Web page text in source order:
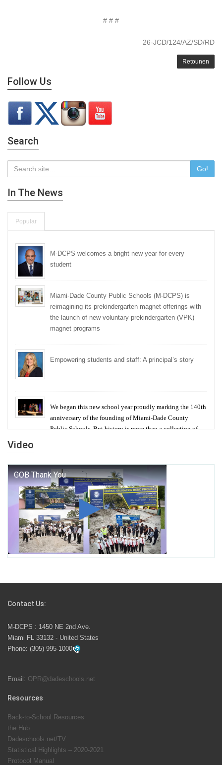
# # #
26-JCD/124/AZ/SD/RD
Retounen
Follow Us
Search
Go!
In The News
Popular
M-DCPS welcomes a bright new year for every
student
Miami-Dade County Public Schools (M-DCPS) is
reimagining its prekindergarten magnet offerings with
the launch of new voluntary prekindergarten (VPK)
magnet programs
Empowering students and staff: A principal’s story
We began this new school year proudly marking the 140th
anniversary of the founding of Miami-Dade County
Public Schools. But history is more than a collection of
George T. Baker Aviation Tech College Prepares
Student for High Paying Aviation Careers
Miami-Dade County Public Schools is Ready to Bring
Excellence, Choice, Innovation, and Safety this New
School Year
launch the Zero Drownings Miami-Dade
swimming instruction to preschool and kindergarten
students at local county pools.
School Board. Maurits Acosta was the 40th School
Video
Contact Us:
M-DCPS : 1450 NE 2nd Ave.
Miami FL 33132 - United States
Phone: (305) 995-1000
Email: OPR@dadeschools.net
Resources
Back-to-School Resources
the Hub
Dadeschools.net/TV
Statistical Highlights – 2020-2021
Protocol Manual